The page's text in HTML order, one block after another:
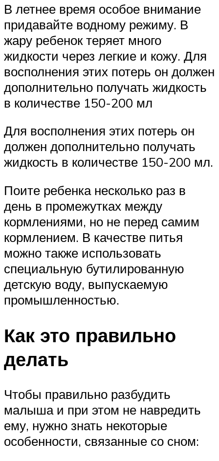
В летнее время особое внимание
придавайте водному режиму. В
жару ребенок теряет много
жидкости через легкие и кожу. Для
восполнения этих потерь он должен
дополнительно получать жидкость
в количестве 150-200 мл
Для восполнения этих потерь он
должен дополнительно получать
жидкость в количестве 150-200 мл.
Поите ребенка несколько раз в
день в промежутках между
кормлениями, но не перед самим
кормлением. В качестве питья
можно также использовать
специальную бутилированную
детскую воду, выпускаемую
промышленностью.
Как это правильно
делать
Чтобы правильно разбудить
малыша и при этом не навредить
ему, нужно знать некоторые
особенности, связанные со сном: